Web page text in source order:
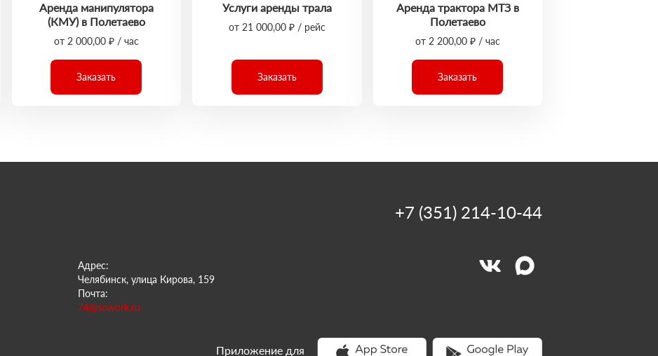
Аренда манипулятора
(КМУ) в Полетаево
от 2 000,00 ₽ / час
Заказать
Услуги аренды трала
от 21 000,00 ₽ / рейс
Заказать
Аренда трактора МТЗ в
Полетаево
от 2 200,00 ₽ / час
Заказать
Адрес:
Челябинск, улица Кирова, 159
Почта:
74@sowork.ru
+7 (351) 214-10-44
Приложение для